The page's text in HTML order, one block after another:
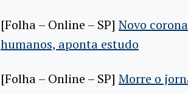
[Folha – Online – SP] Novo
humanos, aponta estudo
[Folha – Online – SP] Morre o